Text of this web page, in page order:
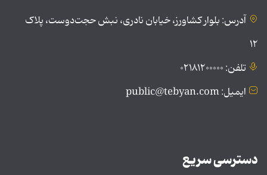
آدرس: بلوار کشاورز، خیابان نادری، نبش حجت‌دوست، پلاک
۱۲
تلفن: ۰۲۱۸۱۲۰۰۰۰۰
ایمیل: public@tebyan.com
دسترسی سریع